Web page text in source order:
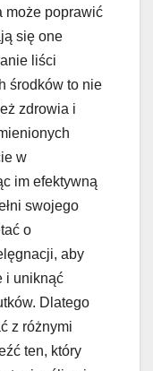
może poprawić
się one
liści
środków to nie
zdrowia i
w
im efektywną
swojego
o
aby
i uniknąć
Dlatego
z różnymi
ten, który